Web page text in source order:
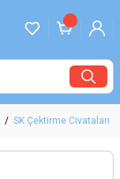
SK Çektirme Civataları